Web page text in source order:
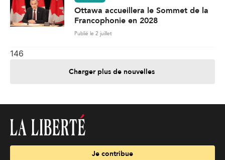
Ottawa accueillera le Sommet de la
Francophonie en 2028
Publié le 2 juillet
146
Charger plus de nouvelles
Je contribue